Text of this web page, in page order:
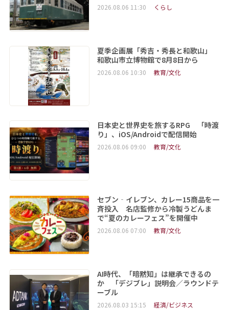
2026.08.06 11:30 くらし
夏季企画展「秀吉・秀長と和歌山」
和歌山市立博物館で8月8日から
2026.08.06 10:30 教育/文化
日本史と世界史を旅するRPG 「時渡
り」、iOS/Androidで配信開始
2026.08.06 09:00 教育/文化
セブン‐イレブン、カレー15商品を一
斉投入 名店監修から冷製うどんま
で“夏のカレーフェス”を開催中
2026.08.06 07:00 教育/文化
AI時代、「暗黙知」は継承できるの
か 「デジブレ」説明会／ラウンドテ
ーブル
2026.08.03 15:15 経済/ビジネス